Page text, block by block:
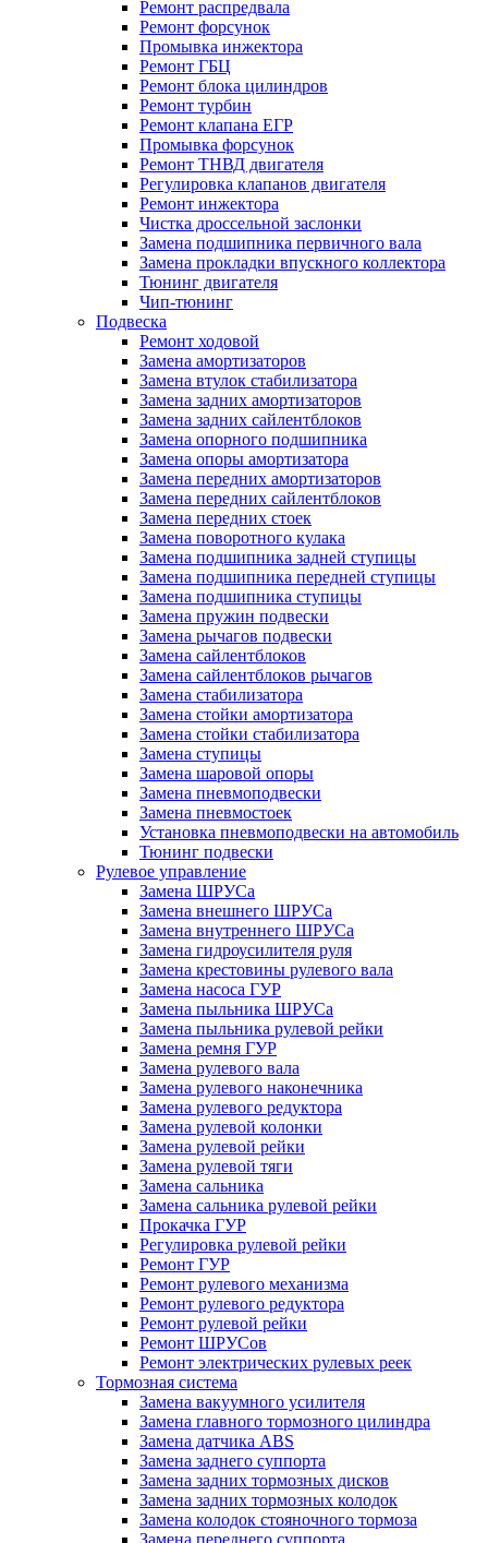
Ремонт распредвала
Ремонт форсунок
Промывка инжектора
Ремонт ГБЦ
Ремонт блока цилиндров
Ремонт турбин
Ремонт клапана ЕГР
Промывка форсунок
Ремонт ТНВД двигателя
Регулировка клапанов двигателя
Ремонт инжектора
Чистка дроссельной заслонки
Замена подшипника первичного вала
Замена прокладки впускного коллектора
Тюнинг двигателя
Чип-тюнинг
Подвеска
Ремонт ходовой
Замена амортизаторов
Замена втулок стабилизатора
Замена задних амортизаторов
Замена задних сайлентблоков
Замена опорного подшипника
Замена опоры амортизатора
Замена передних амортизаторов
Замена передних сайлентблоков
Замена передних стоек
Замена поворотного кулака
Замена подшипника задней ступицы
Замена подшипника передней ступицы
Замена подшипника ступицы
Замена пружин подвески
Замена рычагов подвески
Замена сайлентблоков
Замена сайлентблоков рычагов
Замена стабилизатора
Замена стойки амортизатора
Замена стойки стабилизатора
Замена ступицы
Замена шаровой опоры
Замена пневмоподвески
Замена пневмостоек
Установка пневмоподвески на автомобиль
Тюнинг подвески
Рулевое управление
Замена ШРУСа
Замена внешнего ШРУСа
Замена внутреннего ШРУСа
Замена гидроусилителя руля
Замена крестовины рулевого вала
Замена насоса ГУР
Замена пыльника ШРУСа
Замена пыльника рулевой рейки
Замена ремня ГУР
Замена рулевого вала
Замена рулевого наконечника
Замена рулевого редуктора
Замена рулевой колонки
Замена рулевой рейки
Замена рулевой тяги
Замена сальника
Замена сальника рулевой рейки
Прокачка ГУР
Регулировка рулевой рейки
Ремонт ГУР
Ремонт рулевого механизма
Ремонт рулевого редуктора
Ремонт рулевой рейки
Ремонт ШРУСов
Ремонт электрических рулевых реек
Тормозная система
Замена вакуумного усилителя
Замена главного тормозного цилиндра
Замена датчика ABS
Замена заднего суппорта
Замена задних тормозных дисков
Замена задних тормозных колодок
Замена колодок стояночного тормоза